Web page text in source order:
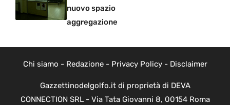
nuovo spazio
aggregazione
Chi siamo - Redazione- Privacy Policy- Disclaimer
Gazzettinodelgolfo.it di proprietà di DEVA
CONNECTION SRL - Via Tata Giovanni 8, 00154 Roma